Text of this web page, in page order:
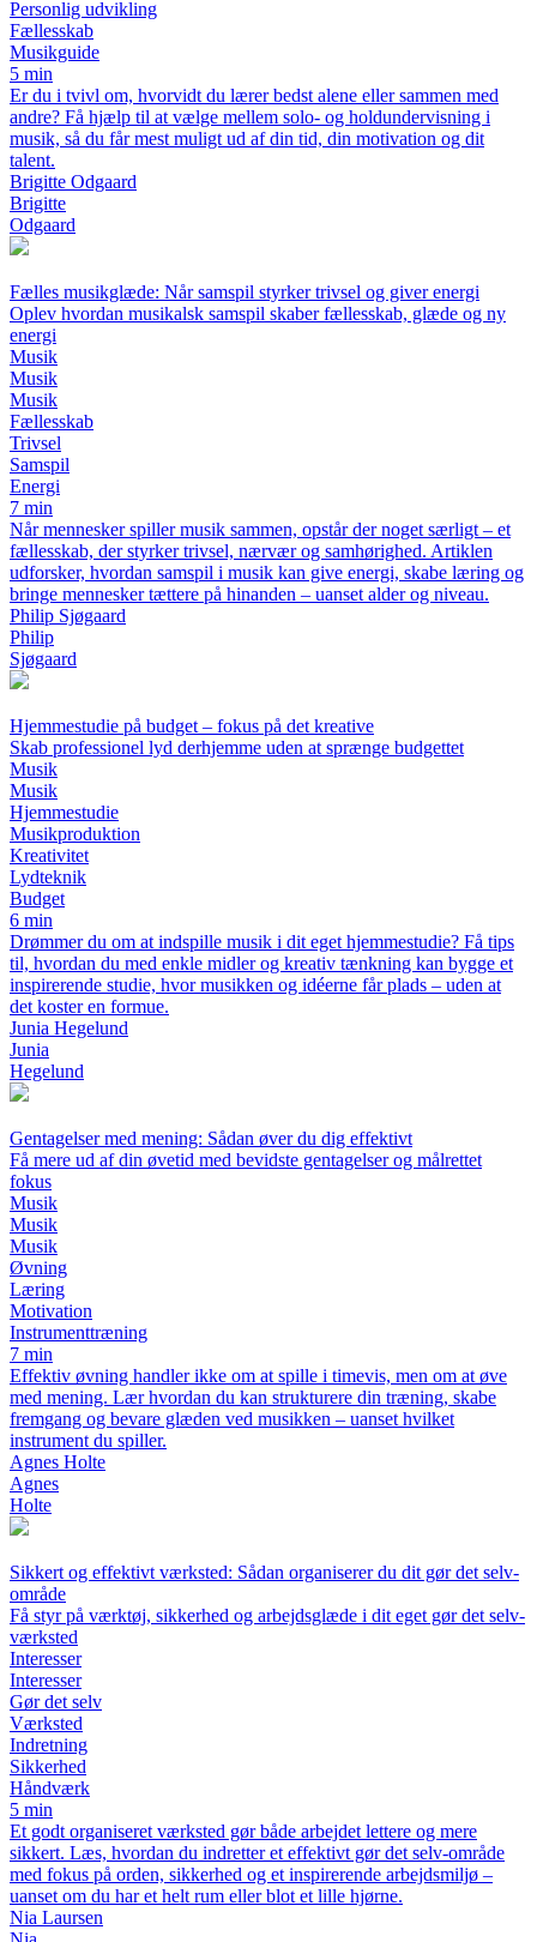
Personlig udvikling
Fællesskab
Musikguide
5 min
Er du i tvivl om, hvorvidt du lærer bedst alene eller sammen med
andre? Få hjælp til at vælge mellem solo- og holdundervisning i
musik, så du får mest muligt ud af din tid, din motivation og dit
talent.
Brigitte Odgaard
Brigitte
Odgaard
Fælles musikglæde: Når samspil styrker trivsel og giver energi
Oplev hvordan musikalsk samspil skaber fællesskab, glæde og ny
energi
Musik
Musik
Musik
Fællesskab
Trivsel
Samspil
Energi
7 min
Når mennesker spiller musik sammen, opstår der noget særligt – et
fællesskab, der styrker trivsel, nærvær og samhørighed. Artiklen
udforsker, hvordan samspil i musik kan give energi, skabe læring og
bringe mennesker tættere på hinanden – uanset alder og niveau.
Philip Sjøgaard
Philip
Sjøgaard
Hjemmestudie på budget – fokus på det kreative
Skab professionel lyd derhjemme uden at sprænge budgettet
Musik
Musik
Hjemmestudie
Musikproduktion
Kreativitet
Lydteknik
Budget
6 min
Drømmer du om at indspille musik i dit eget hjemmestudie? Få tips
til, hvordan du med enkle midler og kreativ tænkning kan bygge et
inspirerende studie, hvor musikken og idéerne får plads – uden at
det koster en formue.
Junia Hegelund
Junia
Hegelund
Gentagelser med mening: Sådan øver du dig effektivt
Få mere ud af din øvetid med bevidste gentagelser og målrettet
fokus
Musik
Musik
Musik
Øvning
Læring
Motivation
Instrumenttræning
7 min
Effektiv øvning handler ikke om at spille i timevis, men om at øve
med mening. Lær hvordan du kan strukturere din træning, skabe
fremgang og bevare glæden ved musikken – uanset hvilket
instrument du spiller.
Agnes Holte
Agnes
Holte
Sikkert og effektivt værksted: Sådan organiserer du dit gør det selv-
område
Få styr på værktøj, sikkerhed og arbejdsglæde i dit eget gør det selv-
værksted
Interesser
Interesser
Gør det selv
Værksted
Indretning
Sikkerhed
Håndværk
5 min
Et godt organiseret værksted gør både arbejdet lettere og mere
sikkert. Læs, hvordan du indretter et effektivt gør det selv-område
med fokus på orden, sikkerhed og et inspirerende arbejdsmiljø –
uanset om du har et helt rum eller blot et lille hjørne.
Nia Laursen